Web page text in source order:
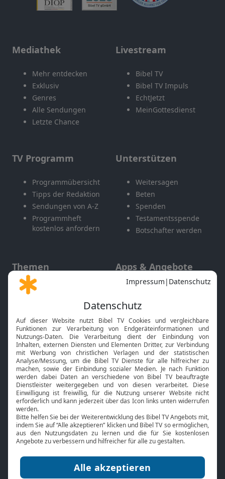
Mediathek
Mehr entdecken
Exklusiv
Genres
Alle Sendungen
Letzte Chance
Livestream
Bibel TV
Bibel TV Impuls
EchtJetzt
MeinGottesdienst
TV Programm
Programmübersicht
Tipps der Redaktion
Sendungen von A-Z
Programmheft
kostenlos anfordern
Unterstützen
Weitersagen
Beten
Spenden
Testamentsspende
Botschafter werden
Themen
Gott und Bibel erklärt
Neuigkeiten
Apps & Angebote
Mobile App
Smart TV
HbbTV
Bibelthek Online-Bibel
Nächster Gottesdienst
Bibel TV
Über uns
Jobs
Mediadaten
Service
Kontakt
TV-Empfang